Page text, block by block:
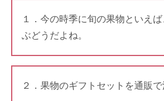
１．今の時季に旬の果物といえば
ぶどうだよね。
２．果物のギフトセットを通販で